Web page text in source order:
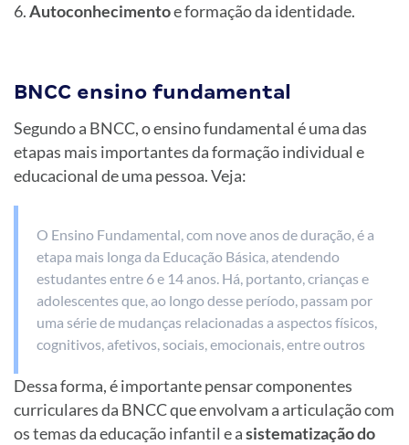
Autoconhecimentoe formação da identidade.
BNCC ensino fundamental
Segundo a BNCC, o ensino fundamental é uma das
etapas mais importantes da formação individual e
educacional de uma pessoa. Veja:
O Ensino Fundamental, com nove anos de duração, é a
etapa mais longa da Educação Básica, atendendo
estudantes entre 6 e 14 anos. Há, portanto, crianças e
adolescentes que, ao longo desse período, passam por
uma série de mudanças relacionadas a aspectos físicos,
cognitivos, afetivos, sociais, emocionais, entre outros
Dessa forma, é importante pensar componentes
curriculares da BNCC que envolvam a articulação com
os temas da educação infantil e asistematização do